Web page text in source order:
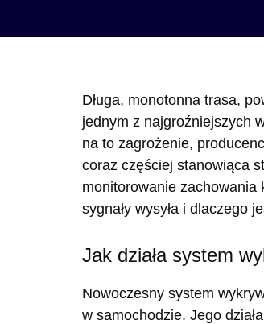
Długa, monotonna trasa,
jednym z najgroźniejszych
na to zagrożenie,
coraz częściej stanowiąca
monitorowanie zachowania
sygnały wysyła i dlaczego
Jak działa system
Nowoczesny system
w samochodzie. Jego